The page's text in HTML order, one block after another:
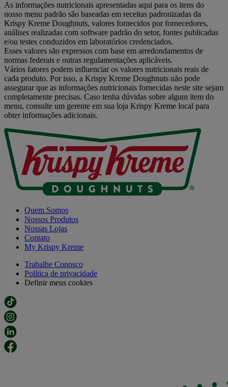
As informações nutricionais apresentadas aqui para os itens do
nosso menu padrão são baseadas em receitas padronizadas da
Krispy Kreme Doughnuts, valores fornecidos por fornecedores,
análises realizadas com software padrão do setor, fontes publicadas
e/ou testes conduzidos em laboratórios credenciados.
Esses valores são expressos com base em arredondamentos de
normas federais e outras regulamentações aplicáveis.
Vários fatores podem influenciar os valores nutricionais reais de
cada produto. Por isso, a Krispy Kreme Doughnuts não pode
assegurar que as informações nutricionais fornecidas neste site sejam
completamente precisas. Caso tenha dúvidas sobre algum item do
menu, consulte um gerente em sua loja Krispy Kreme local para
obter informações adicionais.
Quem Somos
Nossos Produtos
Nossas Lojas
Contato
My Krispy Kreme
Trabalhe Conosco
Política de privacidade
Definir meus cookies